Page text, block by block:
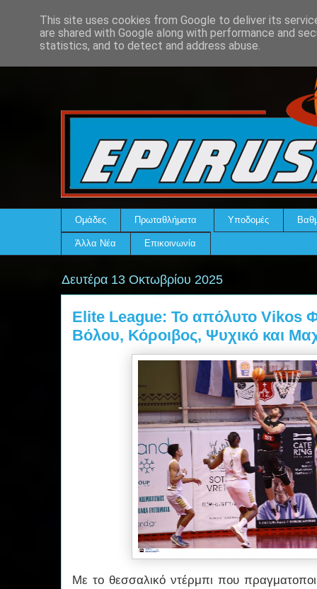
Ομάδες Πρωταθλήματα Υποδομές
Άλλα Νέα Επικοινωνία
Δευτέρα 13 Οκτωβρίου 2025
Elite League: Το απόλυτο Vikos
Βόλου, Κόροιβος, Ψυχικό και
Με το θεσσαλικό ντέρμπι που
This site uses cookies from Google to deliver its
are shared with Google along with performance and
statistics, and to detect and address abuse.